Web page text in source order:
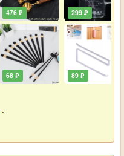
476 ₽
68 ₽
299 ₽
89 ₽
.